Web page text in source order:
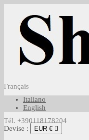
Français
Italiano
English
Tél. +390118178204
Devise :
EUR € 